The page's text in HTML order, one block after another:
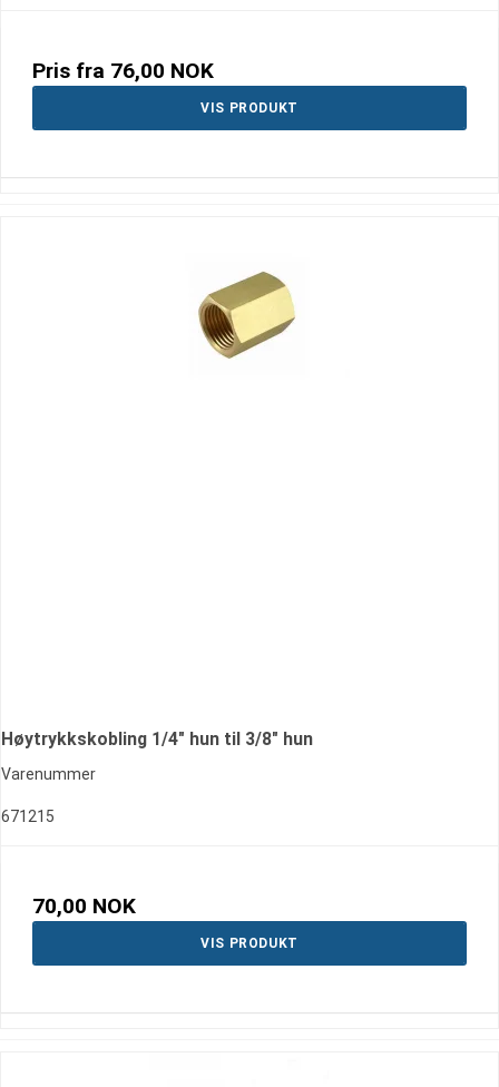
Pris fra 76,00 NOK
VIS PRODUKT
Høytrykkskobling 1/4" hun til 3/8" hun
Varenummer
671215
70,00 NOK
VIS PRODUKT